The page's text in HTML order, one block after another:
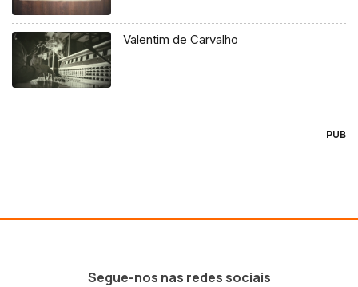
Valentim de Carvalho
PUB
Segue-nos nas redes sociais